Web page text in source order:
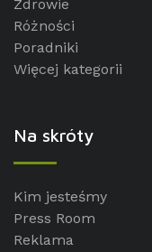
Zdrowie
Różności
Poradniki
Więcej kategorii
Na skróty
Kim jesteśmy
Press Room
Reklama